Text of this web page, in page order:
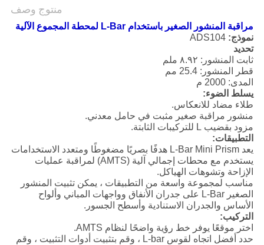
منتوج وصف
مراقبة المنشور الصغير باستخدام L-Bar لمحطة المجموع الآلية
نموذج:
تحديد
ثابت المنشور: ٨.٩٢ ملم
قطر المنشور: 25.4 مم
المدى: 2000 م
يسلط الضوء:
طلاء مضاد للانعكاس.
منشور مراقبة صغير مثبت في حامل معدني.
مزود بقضيب L للتركيبات الثابتة.
التطبيقات:
يعد L-Bar Mini Prism هدفًا بصريًا مضغوطًا ومتعدد الاستخدامات
يستخدم مع محطات إجمالي آلية (AMTS) لمراقبة عمليات
الإزاحة وتشوهات الهياكل.
مناسب لمجموعة واسعة من التطبيقات ، يمكن تثبيت المنشور
الصغير L-Bar على جدران الأنفاق وواجهات المباني وألواح
الأساس والجدران الاستنادية وأسطح الجسور.
التركيب:
اختر موقعًا يوفر خط رؤية واضحًا لنظام AMTS.
حدد أفضل اتجاه لقوس L-bar ، وقم بتثبيت أدوات التثبيت ، وقم